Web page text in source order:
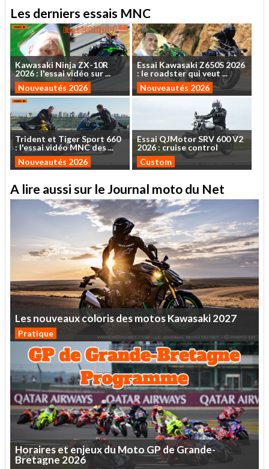
Les derniers essais MNC
Kawasaki NinjaZX-10R
2026: l'essaividéo sur...
Nouveautés 2026
Essai Kawasaki Z650S 2026
: le roadsterquiveut ...
Nouveautés 2026
Trident et TigerSport 660
: l'essaividéo MNCdes...
Nouveautés 2026
EssaiQJMotorSRV 600V2
2026 : cruise control
Custom
A lire aussi sur le Journal moto du Net
LesnouveauxcolorisdesmotosKawasaki2027
Pratique
HorairesetenjeuxduMotoGPdeGrande-
Bretagne 2026